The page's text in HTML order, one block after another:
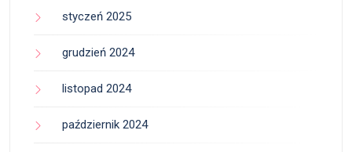
styczeń 2025
grudzień 2024
listopad 2024
październik 2024